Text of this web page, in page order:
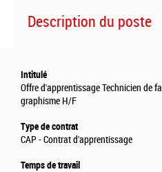
Description du poste
Intitulé
Offre d'apprentissage Technicien de
graphisme H/F
Type de contrat
CAP - Contrat d'apprentissage
Temps de travail